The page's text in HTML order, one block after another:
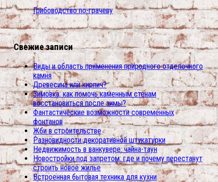
Грибоводство по-грачеву
Свежие записи
Виды и область применения природного отделочного
камня
Древесина или кирпич?
Зимовка: как помочь каменным стенам
восстановиться после зимы?
Фантастические возможности современных
фонтанов
Жби в строительстве
Разновидности декоративной штукатурки
Недвижимость в ванкувере: чайна-таун
Новостройки под запретом: где и почему перестанут
строить новое жилье
Встроенная бытовая техника для кухни